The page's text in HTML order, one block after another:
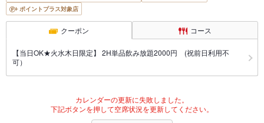
ポイントプラス対象店
クーポン コース
【当日OK★火水木日限定】 2H単品飲み放題2000円 (祝前日利用不
可）
カレンダーの更新に失敗しました。
下記ボタンを押して空席状況を更新してください。